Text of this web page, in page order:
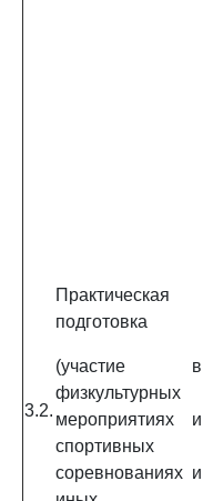
3.2.
Практическая
подготовка
(участие в
физкультурных
мероприятиях и
спортивных
соревнованиях и